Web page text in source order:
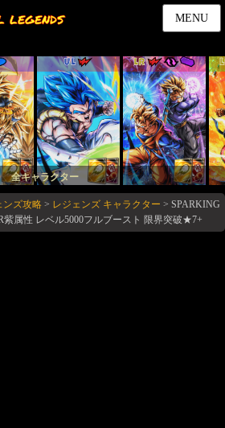
LEGENDS MENU
UL LR
全キャラクター
ンズ攻略> レジェンズ キャラクター > SPARKING
紫属性 レベル5000フルブースト 限界突破★7+